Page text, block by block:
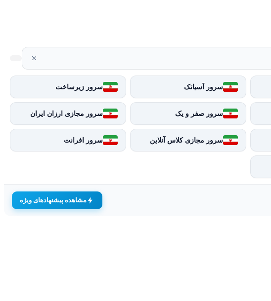
سرور آسیاتک سرور زیرساخت
سرور صفر و یک سرور مجازی ارزان ایران
سرور مجازی کلاس آنلاین سرور افرانت
مشاهده پیشنهادهای ویژه